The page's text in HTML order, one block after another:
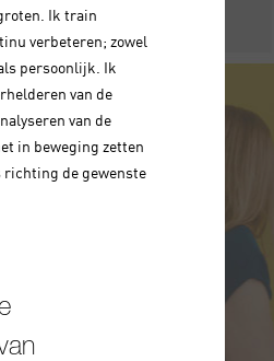
Ik train
verbeteren; zowel
persoonlijk. Ik
van de
van de
in beweging zetten
richting de gewenste